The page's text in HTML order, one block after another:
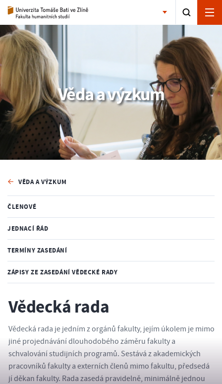
Věda a výzkum
VĚDA A VÝZKUM
ČLENOVÉ
JEDNACÍ ŘÁD
TERMÍNY ZASEDÁNÍ
ZÁPISY ZE ZASEDÁNÍ VĚDECKÉ RADY
Vědecká rada
Vědecká rada je jedním z orgánů fakulty, jejím úkolem je mimo
jiné projednávání dlouhodobého záměru fakulty a
schvalování studijních programů. Sestává z akademických
pracovníků fakulty a externích členů mimo fakultu, předsedá
jí děkan fakulty. Rada zasedá pravidelně, minimálně jednou